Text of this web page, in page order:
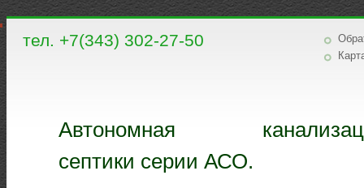
тел. +7(343) 302-27-50
Автономная
септики серии АСО.